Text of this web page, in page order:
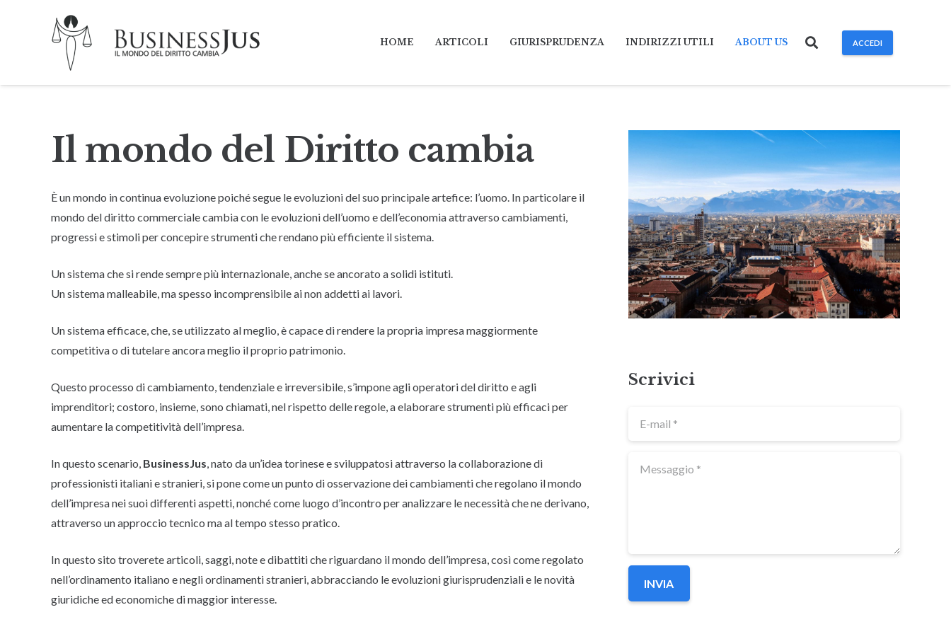
HOME ARTICOLI GIURISPRUDENZA INDIRIZZI UTILI ABOUT US ACCEDI
Il mondo del Diritto cambia
È un mondo in continua evoluzione poiché segue le evoluzioni del suo principale artefice: l’uomo. In particolare il
mondo del diritto commerciale cambia con le evoluzioni dell’uomo e dell’economia attraverso cambiamenti,
progressi e stimoli per concepire strumenti che rendano più efficiente il sistema.
Un sistema che si rende sempre più internazionale, anche se ancorato a solidi istituti.
Un sistema malleabile, ma spesso incomprensibile ai non addetti ai lavori.
Un sistema efficace, che, se utilizzato al meglio, è capace di rendere la propria impresa maggiormente
competitiva o di tutelare ancora meglio il proprio patrimonio.
Questo processo di cambiamento, tendenziale e irreversibile, s’impone agli operatori del diritto e agli
imprenditori; costoro, insieme, sono chiamati, nel rispetto delle regole, a elaborare strumenti più efficaci per
aumentare la competitività dell’impresa.
In questo scenario, BusinessJus, nato da un’idea torinese e sviluppatosi attraverso la collaborazione di
professionisti italiani e stranieri, si pone come un punto di osservazione dei cambiamenti che regolano il mondo
dell’impresa nei suoi differenti aspetti, nonché come luogo d’incontro per analizzare le necessità che ne derivano,
attraverso un approccio tecnico ma al tempo stesso pratico.
In questo sito troverete articoli, saggi, note e dibattiti che riguardano il mondo dell’impresa, così come regolato
nell’ordinamento italiano e negli ordinamenti stranieri, abbracciando le evoluzioni giurisprudenziali e le novità
giuridiche ed economiche di maggior interesse.
Scrivici
INVIA